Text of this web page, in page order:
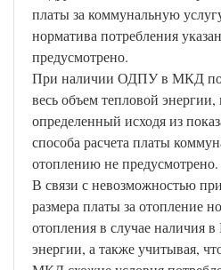
платы за коммунальную
норматива потребления
предусмотрено.
При наличии ОДПУ в МКД
весь объем тепловой
определенный исходя из
способа расчета платы
отоплению не предусмотрено.
В связи с невозможностью
размера платы за отопление
отопления в случае
энергии, а также учитывая,